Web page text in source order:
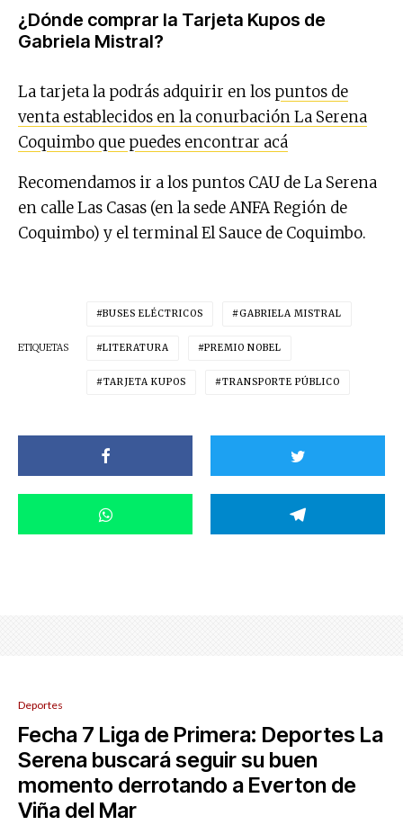
¿Dónde comprar la Tarjeta Kupos de
Gabriela Mistral?
La tarjeta la podrás adquirir en los puntos de
venta establecidos en la conurbación La Serena
Coquimbo que puedes encontrar acá
Recomendamos ir a los puntos CAU de La Serena
en calle Las Casas (en la sede ANFA Región de
Coquimbo) y el terminal El Sauce de Coquimbo.
ETIQUETAS
BUSES ELÉCTRICOS GABRIELA MISTRAL
LITERATURA PREMIO NOBEL
TARJETA KUPOS TRANSPORTE PÚBLICO
Deportes
Fecha 7 Liga de Primera: Deportes La
Serena buscará seguir su buen
momento derrotando a Everton de
Viña del Mar